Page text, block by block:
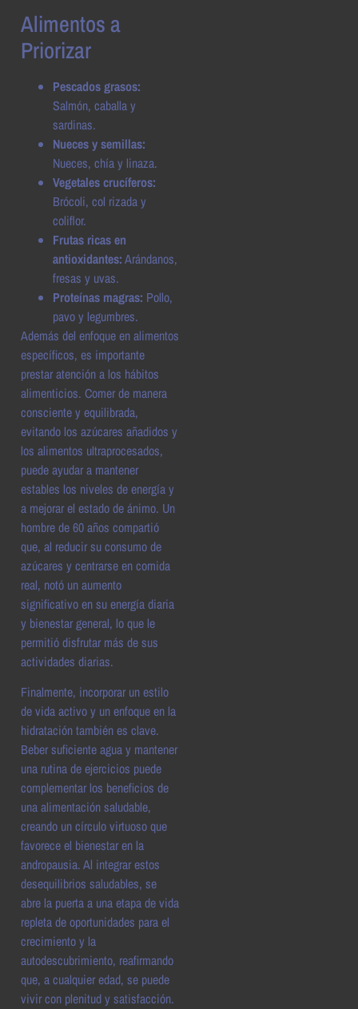
Alimentos a
Priorizar
Pescados grasos:
Salmón, caballa y
sardinas.
Nueces y semillas:
Nueces, chía y linaza.
Vegetales crucíferos:
Brócoli, col rizada y
coliflor.
Frutas ricas en
antioxidantes:Arándanos,
fresas y uvas.
Proteínas magras: Pollo,
pavo y legumbres.
Además del enfoque en alimentos
específicos, es importante
prestar atención a los hábitos
alimenticios. Comer de manera
consciente y equilibrada,
evitando los azúcares añadidos y
los alimentos ultraprocesados,
puede ayudar a mantener
estables los niveles de energía y
a mejorar el estado de ánimo. Un
hombre de 60 años compartió
que, al reducir su consumo de
azúcares y centrarse en comida
real, notó un aumento
significativo en su energía diaria
y bienestar general, lo que le
permitió disfrutar más de sus
actividades diarias.
Finalmente, incorporar un estilo
de vida activo y un enfoque en la
hidratación también es clave.
Beber suficiente agua y mantener
una rutina de ejercicios puede
complementar los beneficios de
una alimentación saludable,
creando un círculo virtuoso que
favorece el bienestar en la
andropausia. Al integrar estos
desequilibrios saludables, se
abre la puerta a una etapa de vida
repleta de oportunidades para el
crecimiento y la
autodescubrimiento, reafirmando
que, a cualquier edad, se puede
vivir con plenitud y satisfacción.